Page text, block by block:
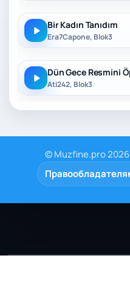
Bir Kadın Tanıdım
Era7Capone, Blok3
Dün Gece Resmini
Ati242, Blok3
© Muzfine.pro